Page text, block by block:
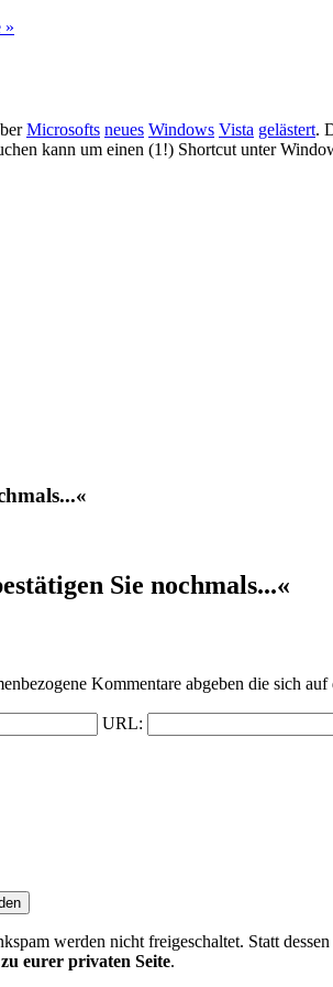
»
Microsofts neues Windows Vista gelästert.
kann um einen (1!) Shortcut unter
Sie nochmals...«
Kommentare abgeben die sich auf
URL:
werden nicht freigeschaltet. Statt
eurer privaten Seite.